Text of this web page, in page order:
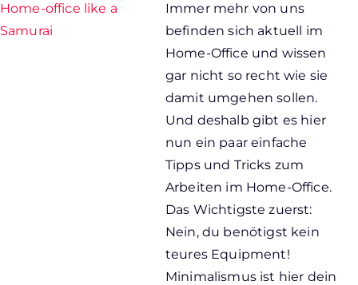
Home-office like a
Samurai
Immer mehr von uns
befinden sich aktuell im
Home-Office und wissen
gar nicht so recht wie sie
damit umgehen sollen.
Und deshalb gibt es hier
nun ein paar einfache
Tipps und Tricks zum
Arbeiten im Home-Office.
Das Wichtigste zuerst:
Nein, du benötigst kein
teures Equipment!
Minimalismus ist hier dein